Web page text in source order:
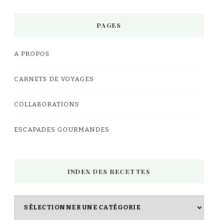
PAGES
A PROPOS
CARNETS DE VOYAGES
COLLABORATIONS
ESCAPADES GOURMANDES
INDEX DES RECETTES
Index